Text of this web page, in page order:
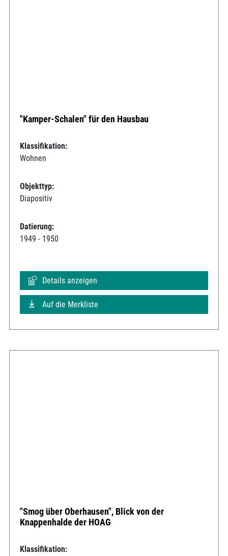
"Kamper-Schalen" für den Hausbau
Klassifikation:
Wohnen
Objekttyp:
Diapositiv
Datierung:
1949 - 1950
Details anzeigen
Auf die Merkliste
"Smog über Oberhausen", Blick von der
Knappenhalde der HOAG
Klassifikation: